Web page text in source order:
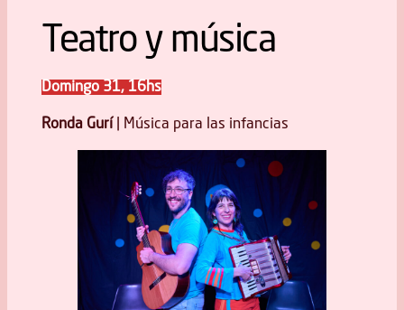
Teatro y música
Domingo 31, 16hs
Ronda Gurí | Música para las infancias